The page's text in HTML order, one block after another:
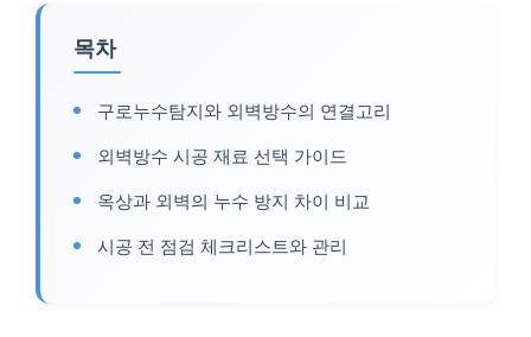
목차
구로누수탐지와 외벽방수의 연결고리
외벽방수 시공 재료 선택 가이드
옥상과 외벽의 누수 방지 차이 비교
시공 전 점검 체크리스트와 관리